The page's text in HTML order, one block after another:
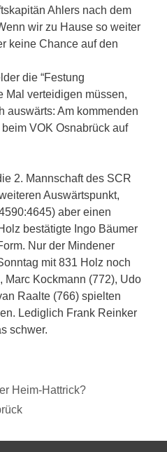
Ahlers nach dem
wir zu Hause so weiter
keine Chance auf den
die “Festung
Mal verteidigen müssen,
auswärts: Am kommenden
VOK Osnabrück auf
2. Mannschaft des SCR
Auswärtspunkt,
aber einen
bestätigte Ingo Bäumer
Nur der Mindener
mit 831 Holz noch
Marc Kockmann (772), Udo
Raalte (766) spielten
Lediglich Frank Reinker
schwer.
Heim-Hattrick?